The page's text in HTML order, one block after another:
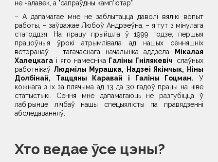
не чалавек, а "сапраўдны камп’ютар".
– А дапамагае мне не заблытацца даволі вялікі вопыт
работы, – заўважае Любоў Андрэеўна, – я тут з мінулага
стагоддзя. На працу прыйшла ў 1999 годзе, першыя
працоўныя ўрокі атрымлівала ад нашых сённяшніх
ветэранаў – тагачаснага начальніка аддзела
Мікалая
Халецкага і яго намесніка Галіны Гнілякевіч, слаўных
работнікаў Людмілы Мурашка, Надзеі Якімчык, Ніны
Долбінай, Таццяны Каравай і Галіны Гоцман. У
кожнага з іх за плячыма ад 13 да 30 гадоў працы на ніве
статыстыкі. Сёння мне дапамагаюць не разгубіцца ў
лабірынце лічбаў нашы спецыялісты па правядзенні
абследаванняў.
Хто ведае ўсе цэны?